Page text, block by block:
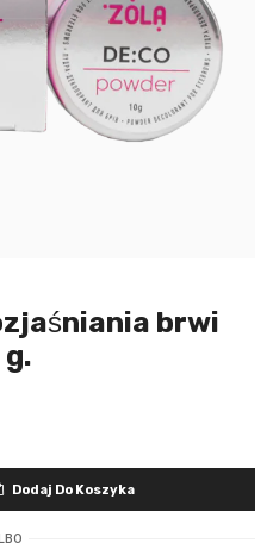
brwi
g.
Dodaj Do Koszyka